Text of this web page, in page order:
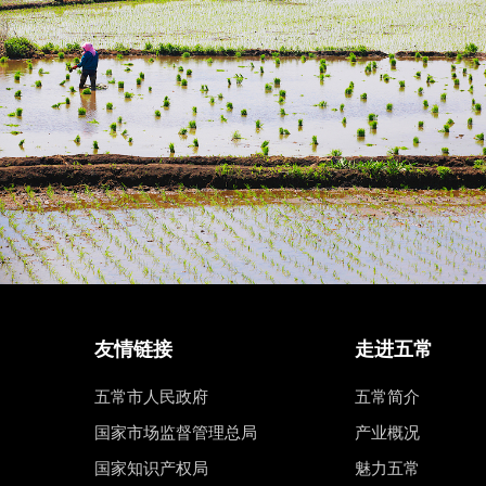
友情链接
五常市人民政府
国家市场监督管理总局
国家知识产权局
走进五常
五常简介
产业概况
魅力五常